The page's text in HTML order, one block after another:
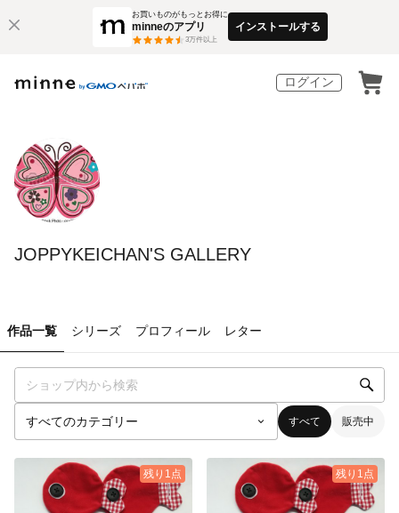
お買いものがもっとお得に
minneのアプリ
3万件以上
インストールする
ログイン
JOPPYKEICHAN'S GALLERY
作品一覧 シリーズ プロフィール レター
すべて 販売中
残り1点 残り1点